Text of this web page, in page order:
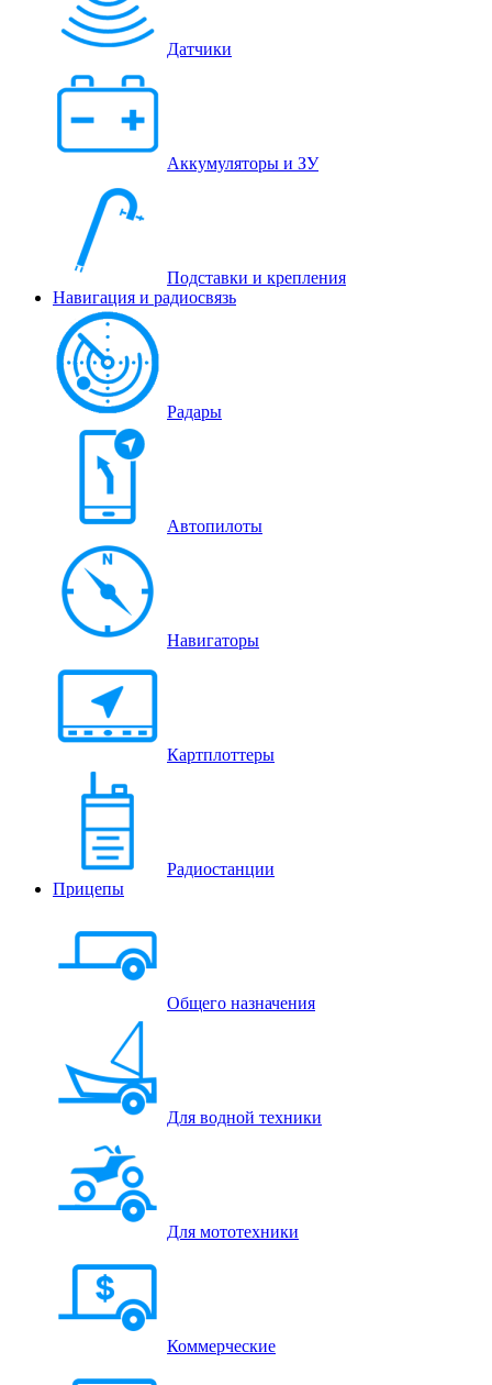
Датчики
Аккумуляторы и ЗУ
Подставки и крепления
Навигация и радиосвязь
Радары
Автопилоты
Навигаторы
Картплоттеры
Радиостанции
Прицепы
Общего назначения
Для водной техники
Для мототехники
Коммерческие